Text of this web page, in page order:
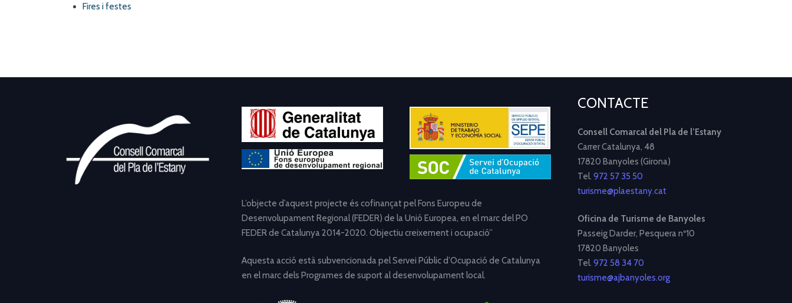
Fires i festes
L’objecte d’aquest projecte és cofinançat pel Fons Europeu de
Desenvolupament Regional (FEDER) de la Unió Europea, en el marc del PO
FEDER de Catalunya 2014-2020. Objectiu creixement i ocupació”
Aquesta acció està subvencionada pel Servei Públic d’Ocupació de Catalunya
en el marc dels Programes de suport al desenvolupament local.
CONTACTE
Consell Comarcal del Pla de l’Estany
Carrer Catalunya, 48
17820 Banyoles (Girona)
Tel. 972 57 35 50
turisme@plaestany.cat
Oficina de Turisme de Banyoles
Passeig Darder, Pesquera nº10
17820 Banyoles
Tel. 972 58 34 70
turisme@ajbanyoles.org